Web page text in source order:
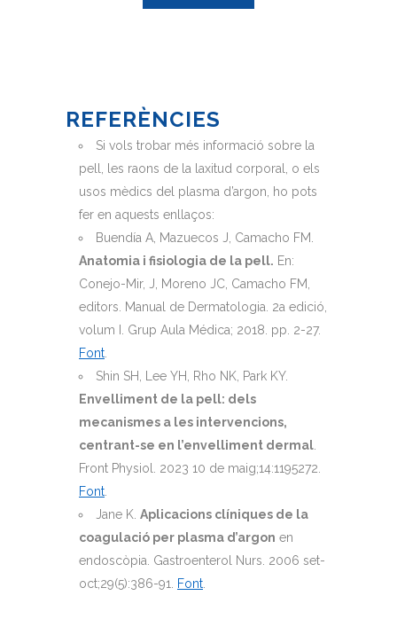
REFERÈNCIES
Si vols trobar més informació sobre la
pell, les raons de la laxitud corporal, o els
usos mèdics del plasma d’argon, ho pots
fer en aquests enllaços:
Buendía A, Mazuecos J, Camacho FM.
Anatomia i fisiologia de la pell. En:
Conejo-Mir, J, Moreno JC, Camacho FM,
editors. Manual de Dermatologia. 2a edició,
volum I. Grup Aula Médica; 2018. pp. 2-27.
Font.
Shin SH, Lee YH, Rho NK, Park KY.
Envelliment de la pell: dels
mecanismes a les intervencions,
centrant-se en l’envelliment dermal.
Front Physiol. 2023 10 de maig;14:1195272.
Font.
Jane K. Aplicacions clíniques de la
coagulació per plasma d’argon en
endoscòpia. Gastroenterol Nurs. 2006 set-
oct;29(5):386-91. Font.